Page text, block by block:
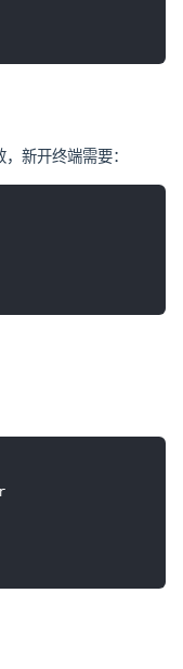
新开终端需要：